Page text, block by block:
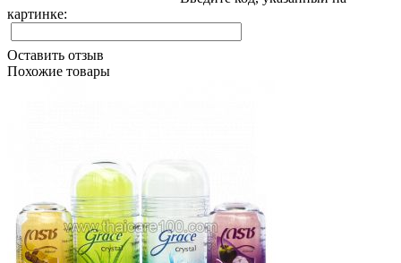
картинке:
Оставить отзыв
Похожие товары